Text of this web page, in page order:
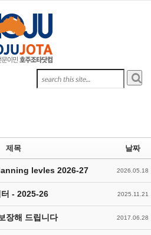
제목 날짜
levles 2026-27 2026.05.18
- 2025-26 2025.11.21
장해 드립니다 2017.06.28